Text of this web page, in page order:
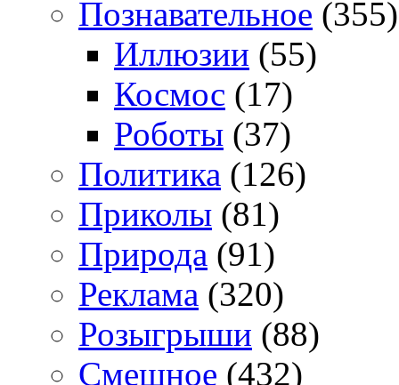
Познавательное (355)
Иллюзии (55)
Космос (17)
Роботы (37)
Политика (126)
Приколы (81)
Природа (91)
Реклама (320)
Розыгрыши (88)
Смешное (432)